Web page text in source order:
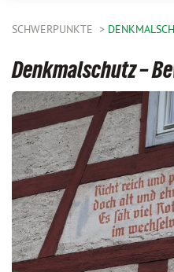
SCHWERPUNKTE
Denkmalschutz –